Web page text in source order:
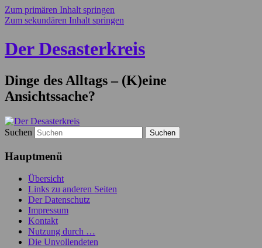
Zum primären Inhalt springen
Zum sekundären Inhalt springen
Der Desasterkreis
Dinge des Alltags – (K)eine
Ansichtssache?
Suchen
Hauptmenü
Übersicht
Links zu anderen Seiten
Der Datenschutz
Impressum
Kontakt
Nutzung durch …
Die Unvollendeten